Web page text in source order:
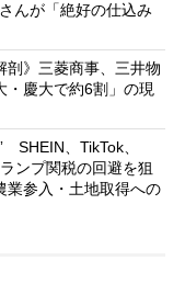
んが「絶好の仕込み
剖》三菱商事、三井物
・慶大で約6割」の現
SHEIN、TikTok、
ンプ関税の回避を狙
参入・土地取得への